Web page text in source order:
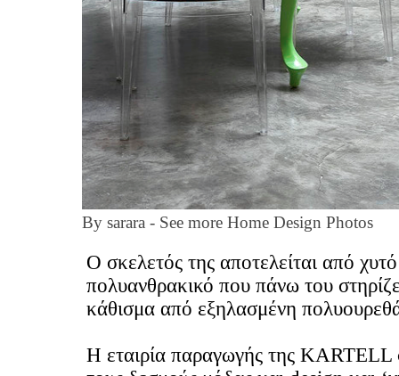
By sarara - See more Home Design Photos
Ο σκελετός της αποτελείται από
πολυανθρακικό που πάνω του
κάθισμα από εξηλασμένη
Η εταιρία παραγωγής της KARTELL